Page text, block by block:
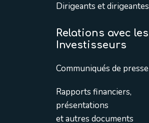
Dirigeants et dirigeantes
Relations avec les
Investisseurs
Communiqués de presse
Rapports financiers,
présentations
et autres documents